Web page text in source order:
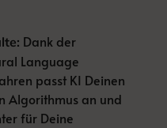
Dank der
Language
passt KI Deinen
Algorithmus an und
für Deine